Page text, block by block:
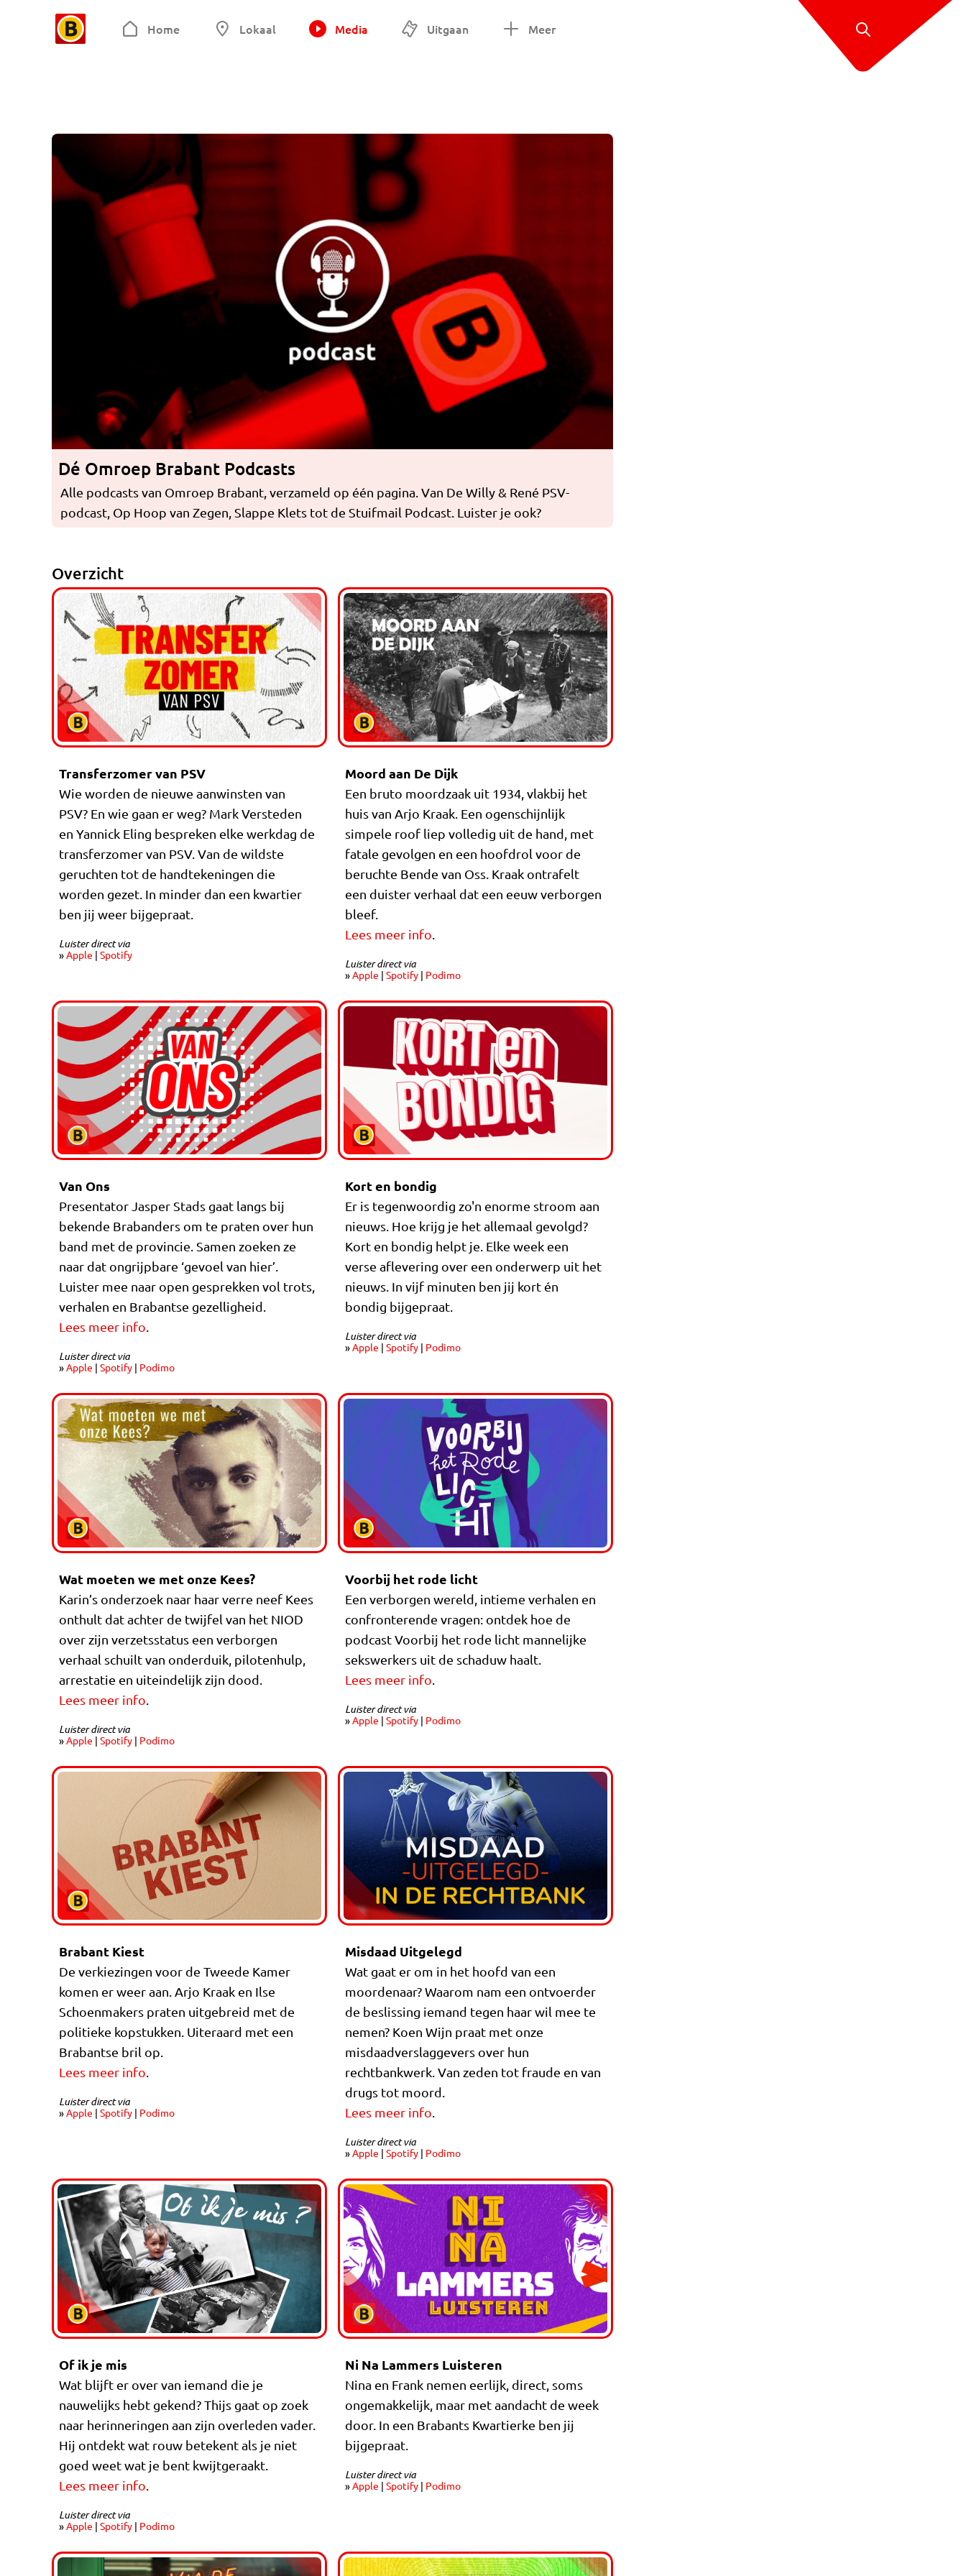
Home Lokaal Media Uitgaan Meer
Dé Omroep Brabant Podcasts
Alle podcasts van Omroep Brabant, verzameld op één pagina. Van De Willy & René PSV-
podcast, Op Hoop van Zegen, Slappe Klets tot de Stuifmail Podcast. Luister je ook?
Overzicht
Transferzomer van PSV
Wie worden de nieuwe aanwinsten van
PSV? En wie gaan er weg? Mark Versteden
en Yannick Eling bespreken elke werkdag de
transferzomer van PSV. Van de wildste
geruchten tot de handtekeningen die
worden gezet. In minder dan een kwartier
ben jij weer bijgepraat.
Luister direct via
»Apple | Spotify
Moord aan De Dijk
Een bruto moordzaak uit 1934, vlakbij het
huis van Arjo Kraak. Een ogenschijnlijk
simpele roof liep volledig uit de hand, met
fatale gevolgen en een hoofdrol voor de
beruchte Bende van Oss. Kraak ontrafelt
een duister verhaal dat een eeuw verborgen
bleef.
Lees meer info
Luister direct via
»Apple | Spotify | Podimo
Van Ons
Presentator Jasper Stads gaat langs bij
bekende Brabanders om te praten over hun
band met de provincie. Samen zoeken ze
naar dat ongrijpbare ‘gevoel van hier’.
Luister mee naar open gesprekken vol trots,
verhalen en Brabantse gezelligheid.
Lees meer info
Luister direct via
»Apple | Spotify | Podimo
Kort en bondig
Er is tegenwoordig zo'n enorme stroom aan
nieuws. Hoe krijg je het allemaal gevolgd?
Kort en bondig helpt je. Elke week een
verse aflevering over een onderwerp uit het
nieuws. In vijf minuten ben jij kort én
bondig bijgepraat.
Luister direct via
»Apple | Spotify | Podimo
Wat moeten we met onze Kees?
Karin’s onderzoek naar haar verre neef Kees
onthult dat achter de twijfel van het NIOD
over zijn verzetsstatus een verborgen
verhaal schuilt van onderduik, pilotenhulp,
arrestatie en uiteindelijk zijn dood.
Lees meer info
Luister direct via
»Apple | Spotify | Podimo
Voorbij het rode licht
Een verborgen wereld, intieme verhalen en
confronterende vragen: ontdek hoe de
podcast Voorbij het rode licht mannelijke
sekswerkers uit de schaduw haalt.
Lees meer info
Luister direct via
»Apple | Spotify | Podimo
Brabant Kiest
De verkiezingen voor de Tweede Kamer
komen er weer aan. Arjo Kraak en Ilse
Schoenmakers praten uitgebreid met de
politieke kopstukken. Uiteraard met een
Brabantse bril op.
Lees meer info
Luister direct via
»Apple | Spotify | Podimo
Misdaad Uitgelegd
Wat gaat er om in het hoofd van een
moordenaar? Waarom nam een ontvoerder
de beslissing iemand tegen haar wil mee te
nemen? Koen Wijn praat met onze
misdaadverslaggevers over hun
rechtbankwerk. Van zeden tot fraude en van
drugs tot moord.
Lees meer info.
Luister direct via
»Apple | Spotify | Podimo
Of ik je mis
Wat blijft er over van iemand die je
nauwelijks hebt gekend? Thijs gaat op zoek
naar herinneringen aan zijn overleden vader.
Hij ontdekt wat rouw betekent als je niet
goed weet wat je bent kwijtgeraakt.
Lees meer info
Luister direct via
»Apple | Spotify | Podimo
Ni Na Lammers Luisteren
Nina en Frank nemen eerlijk, direct, soms
ongemakkelijk, maar met aandacht de week
door. In een Brabants Kwartierke ben jij
bijgepraat.
Luister direct via
»Apple | Spotify | Podimo